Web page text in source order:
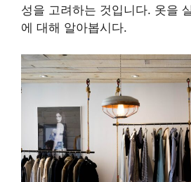
성을 고려하는 것입니다. 옷을
에 대해 알아봅시다.